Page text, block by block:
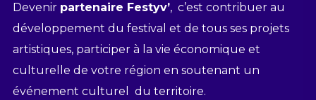
Devenir partenaire Festyv’, c’est contribuer au
développement du festival et de tous ses projets
artistiques, participer à la vie économique et
culturelle de votre région en soutenant un
événement culturel du territoire.